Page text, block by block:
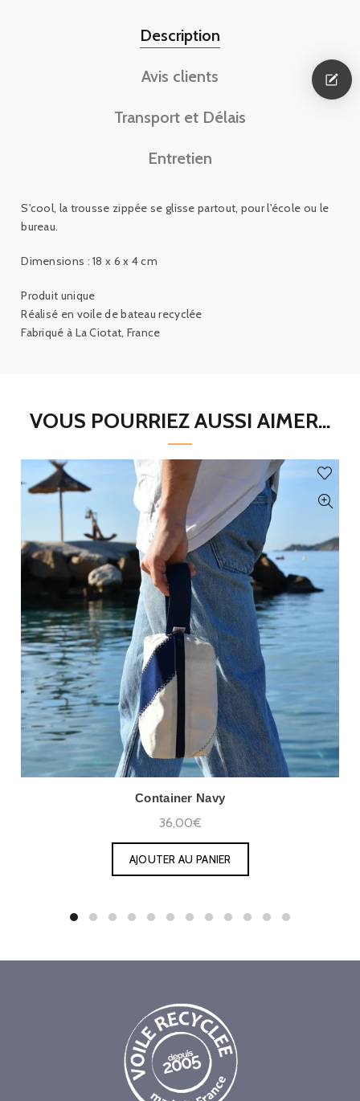
Description
Avis clients
Transport et Délais
Entretien
S'cool, la trousse zippée se glisse partout, pour l'école ou le
bureau.
Dimensions : 18 x 6 x 4 cm
Produit unique
Réalisé en voile de bateau recyclée
Fabriqué à La Ciotat, France
VOUS POURRIEZ AUSSI AIMER...
Container Navy
36,00€
AJOUTER AU PANIER